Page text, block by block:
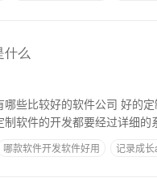
什么
软件有什么特点？ 针对性：既然是量
软件的开发都要经过详细的
哪款软件开发软件好用 记录成